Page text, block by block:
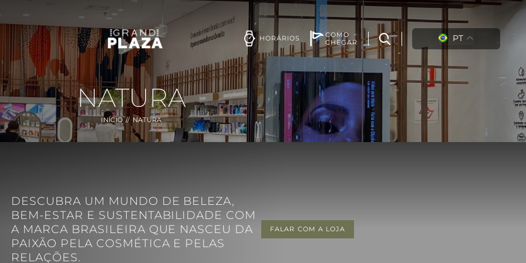
HORÁRIOS
COMO
CHEGAR
PT
NATURA
INÍCIO NATURA
DESCUBRA UM MUNDO DE BELEZA,
BEM-ESTAR E SUSTENTABILIDADE COM
A MARCA BRASILEIRA QUE NASCEU DA
PAIXÃO PELA COSMÉTICA E PELAS
RELAÇÕES.
FALAR COM A LOJA